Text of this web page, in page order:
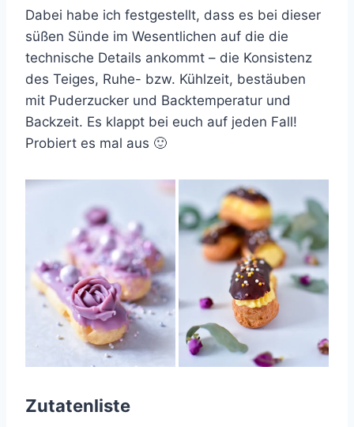
Dabei habe ich festgestellt, dass es bei dieser
süßen Sünde im Wesentlichen auf die die
technische Details ankommt – die Konsistenz
des Teiges, Ruhe- bzw. Kühlzeit, bestäuben
mit Puderzucker und Backtemperatur und
Backzeit. Es klappt bei euch auf jeden Fall!
Probiert es mal aus 🙂
Zutatenliste